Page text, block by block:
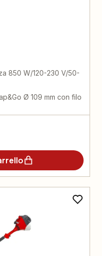
850 W/120-230 V/50-
Ø 109 mm con filo